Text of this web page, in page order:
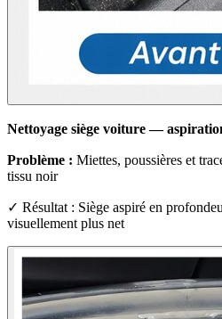
Nettoyage siège voiture —
Problème : Miettes, poussières et
tissu noir
✓ Résultat : Siège aspiré en
visuellement plus net